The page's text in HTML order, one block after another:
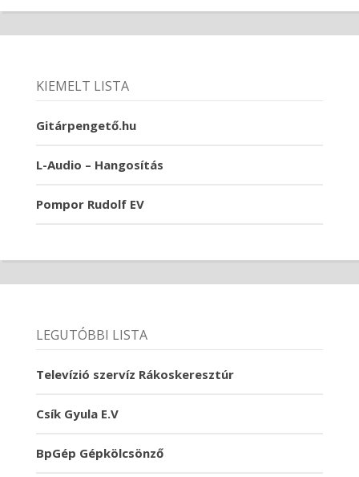
KIEMELT LISTA
Gitárpengető.hu
L-Audio – Hangosítás
Pompor Rudolf EV
LEGUTÓBBI LISTA
Televízió szervíz Rákoskeresztúr
Csík Gyula E.V
BpGép Gépkölcsönző